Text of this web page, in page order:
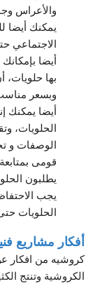
والأعراس
يمكنك أيضا
الاجتماعي
أيضا
بها حلويات،
وبسعر
أيضا يمكنك
الحلويات،
الوصفات و
قومى
يطلبون
يجب
الحلويات
أفكار مشاريع
كروشيه من افكار
الكروشية وتنتج